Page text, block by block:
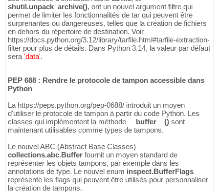
shutil.unpack_archive(), ont un nouvel argument filtre qui
permet de limiter les fonctionnalités de tar qui peuvent être
surprenantes ou dangereuses, telles que la création de fichiers
en dehors du répertoire de destination. Voir
https://docs.python.org/3.12/library/tarfile.html#tarfile-extraction-
filter pour plus de détails. Dans Python 3.14, la valeur par défaut
sera 'data'.
PEP 688 : Rendre le protocole de tampon accessible dans
Python
La https://peps.python.org/pep-0688/ introduit un moyen
d'utiliser le protocole de tampon à partir du code Python. Les
classes qui implémentent la méthode
__buffer__() sont
maintenant utilisables comme types de tampons.
Le nouvel ABC (Abstract Base Classes)
collections.abc.Buffer fournit un moyen standard de
représenter les objets tampons, par exemple dans les
annotations de type. Le nouvel enum inspect.BufferFlags
représente les flags qui peuvent être utilisés pour personnaliser
la création de tampons.